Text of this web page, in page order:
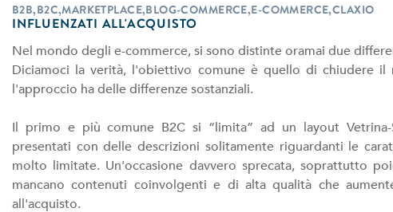
B2B,B2C,MARKETPLACE,BLOG-COMMERCE,E-COMMERCE,CLAXIO
INFLUENZATI ALL'ACQUISTO
Nel mondo degli e-commerce, si sono distinte oramai due
Diciamoci la verità, l'obiettivo comune è quello di chiudere
l'approccio ha delle differenze sostanziali.
Il primo e più comune B2C si “limita” ad un layout
presentati con delle descrizioni solitamente riguardanti le
molto limitate. Un'occasione davvero sprecata, soprattutto
mancano contenuti coinvolgenti e di alta qualità che
all'acquisto.